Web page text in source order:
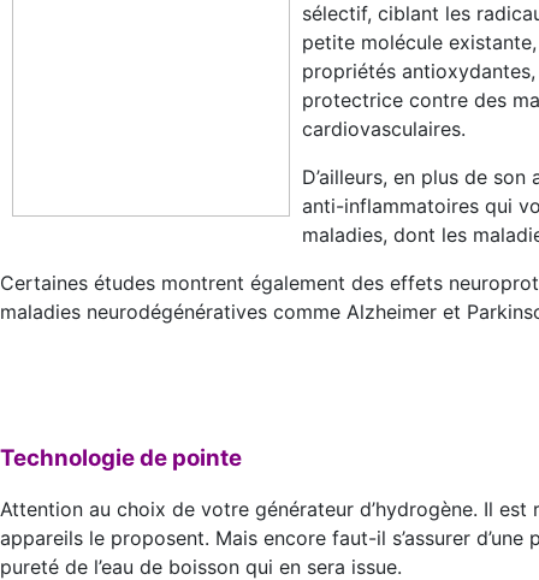
sélectif, ciblant les
petite molécule
propriétés antioxydantes,
protectrice contre des
cardiovasculaires.
D’ailleurs, en plus de
anti-inflammatoires qui
maladies, dont les
Certaines études montrent également des effets
maladies neurodégénératives comme Alzheimer et
Technologie de pointe
Attention au choix de votre générateur d’hydrogène. Il
appareils le proposent. Mais encore faut-il s’assurer
pureté de l’eau de boisson qui en sera issue.